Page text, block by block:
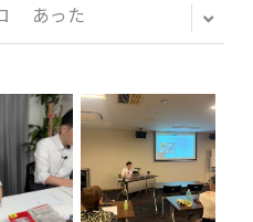
ィール）
は防げますか？
あった